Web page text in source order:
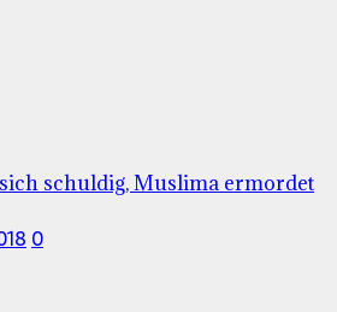
schuldig, Muslima ermordet
0